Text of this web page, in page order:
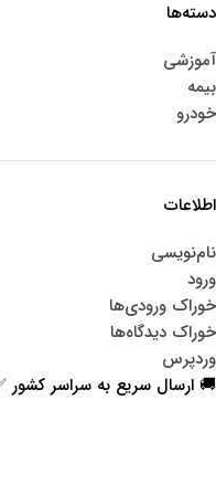
دسته‌ها
آموزشی
بیمه
خودرو
اطلاعات
نام‌نویسی
ورود
خوراک ورودی‌ها
خوراک دیدگاه‌ها
وردپرس
🚚 ارسال سریع به سراسر کشور ✅ ضمانت اصالت کالا